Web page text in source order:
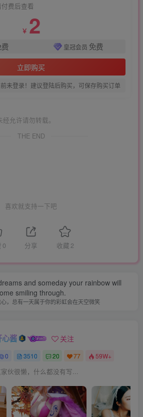
费后查看
￥ 2
皇冠会员 免费
立即购买
未登录！建议登陆后购买，可保存购买订单
允许请勿转载。
THE END
喜欢就支持一下吧
0 分享 收藏 2
and someday your rainbow will
smiling through.
，总有一天属于你的彩虹会在天空微笑
心酱 关注
0 3510 20 77 59W+
伙很懒，什么都没有写...